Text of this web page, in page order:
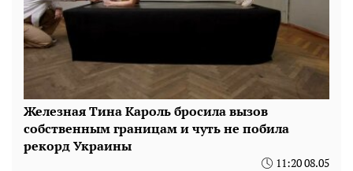
Железная Тина Кароль бросила вызов
собственным границам и чуть не побила
рекорд Украины
11:20 08.05